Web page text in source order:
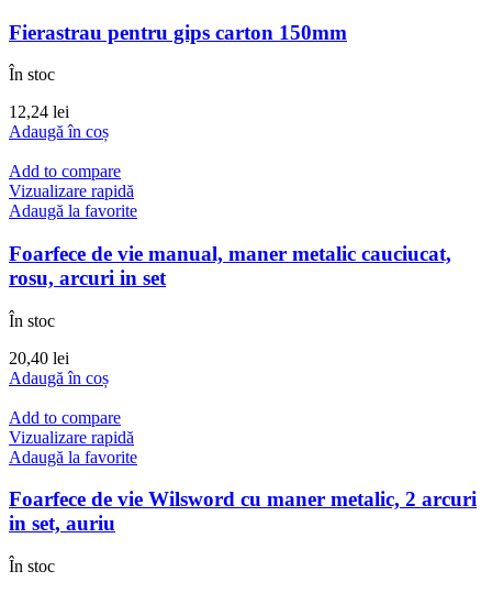
Fierastrau pentru gips carton 150mm
În stoc
12,24 lei
Adaugă în coș
Add to compare
Vizualizare rapidă
Adaugă la favorite
Foarfece de vie manual, maner metalic cauciucat,
rosu, arcuri in set
În stoc
20,40 lei
Adaugă în coș
Add to compare
Vizualizare rapidă
Adaugă la favorite
Foarfece de vie Wilsword cu maner metalic, 2 arcuri
in set, auriu
În stoc